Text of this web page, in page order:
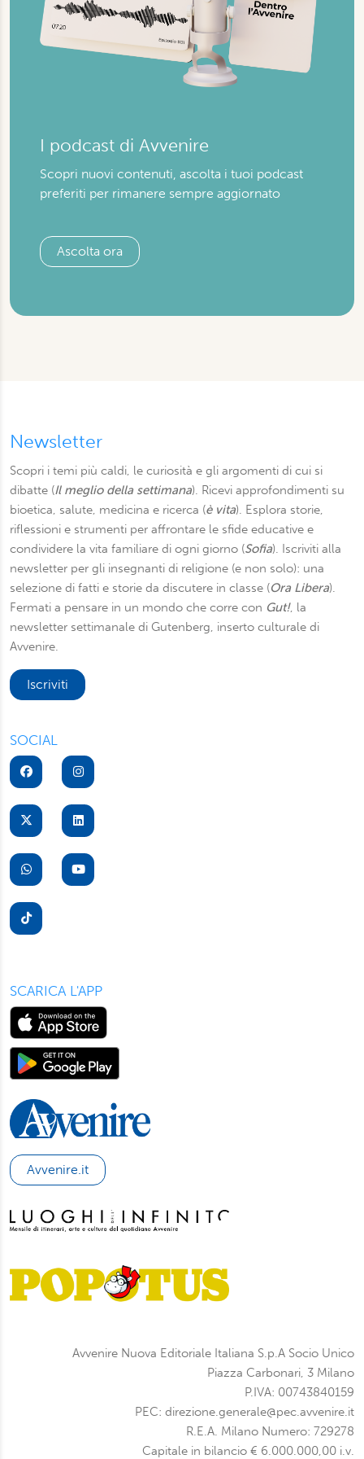
I podcast di Avvenire
Scopri nuovi contenuti, ascolta i tuoi podcast
preferiti per rimanere sempre aggiornato
Ascolta ora
Newsletter
Scopri i temi più caldi, le curiosità e gli argomenti di cui si
dibatte (Il meglio della settimana). Ricevi approfondimenti su
bioetica, salute, medicina e ricerca (è vita). Esplora storie,
riflessioni e strumenti per affrontare le sfide educative e
condividere la vita familiare di ogni giorno (Sofia). Iscriviti alla
newsletter per gli insegnanti di religione (e non solo): una
selezione di fatti e storie da discutere in classe (Ora Libera).
Fermati a pensare in un mondo che corre con Gut!, la
newsletter settimanale di Gutenberg, inserto culturale di
Avvenire.
Iscriviti
SOCIAL
SCARICA L'APP
Avvenire.it
Avvenire Nuova Editoriale Italiana S.p.A Socio Unico
Piazza Carbonari, 3 Milano
P.IVA: 00743840159
PEC: direzione.generale@pec.avvenire.it
R.E.A. Milano Numero: 729278
Capitale in bilancio € 6.000.000,00 i.v.